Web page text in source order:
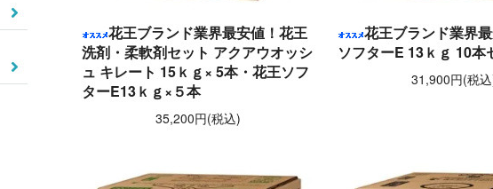
花王ブランド業界最安値！花王
洗剤・柔軟剤セット アクアウオッシ
ュ キレート 15ｋｇ× 5本・花王ソフ
ターE13ｋｇ×５本
35,200円(税込)
花王ブランド業界
ソフターE 13ｋｇ 10本
31,900円(税